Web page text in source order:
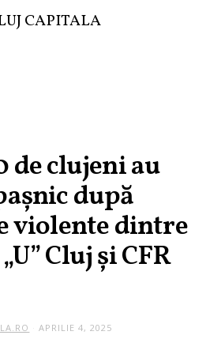
CAPITALA
de clujeni au
după
violente dintre
Cluj și CFR
APRILIE 4, 2025